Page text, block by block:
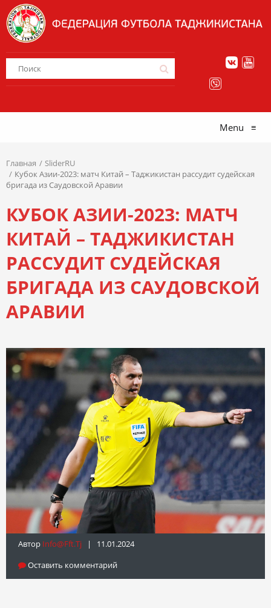
Menu ≡
Главная
SliderRU
Кубок Азии-2023: матч Китай – Таджикистан рассудит судейская
бригада из Саудовской Аравии
КУБОК АЗИИ-2023: МАТЧ
КИТАЙ – ТАДЖИКИСТАН
РАССУДИТ СУДЕЙСКАЯ
БРИГАДА ИЗ САУДОВСКОЙ
АРАВИИ
Автор Info@fft.tj | 11.01.2024
Оставить комментарий